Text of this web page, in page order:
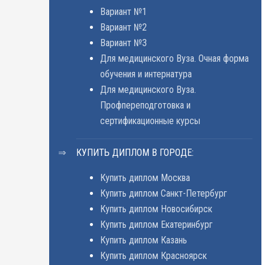
Вариант №1
Вариант №2
Вариант №3
Для медицинского Вуза. Очная форма
обучения и интернатура
Для медицинского Вуза.
Профпереподготовка и
сертификационные курсы
КУПИТЬ ДИПЛОМ В ГОРОДЕ:
Купить диплом Москва
Купить диплом Санкт-Петербург
Купить диплом Новосибирск
Купить диплом Екатеринбург
Купить диплом Казань
Купить диплом Красноярск